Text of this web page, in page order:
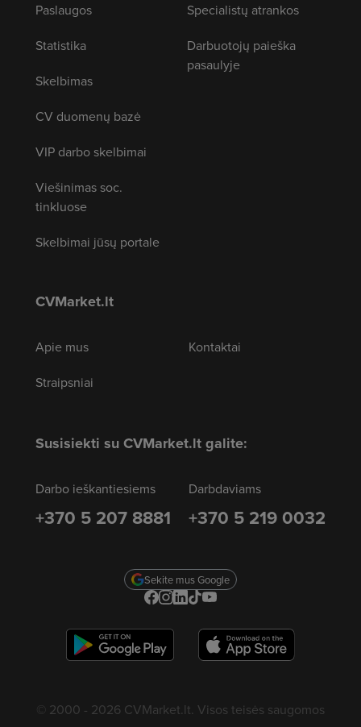
Paslaugos
Statistika
Skelbimas
CV duomenų bazė
VIP darbo skelbimai
Viešinimas soc.
tinkluose
Skelbimai jūsų portale
Specialistų atrankos
Darbuotojų paieška
pasaulyje
CVMarket.lt
Apie mus
Straipsniai
Kontaktai
Susisiekti su CVMarket.lt galite:
Darbo ieškantiesiems
+370 5 207 8881
Darbdaviams
+370 5 219 0032
Sekite mus Google
© 2000 - 2026 CVMarket.lt. Visos teisės saugomos